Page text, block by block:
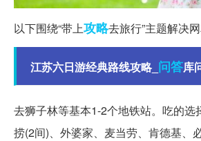
以下围绕“带上攻略去旅行”主题解决
江苏六日游经典路线攻略_ 问答库
去狮子林等基本1-2个地铁站。吃的选
捞(2间)、外婆家、麦当劳、肯德基、